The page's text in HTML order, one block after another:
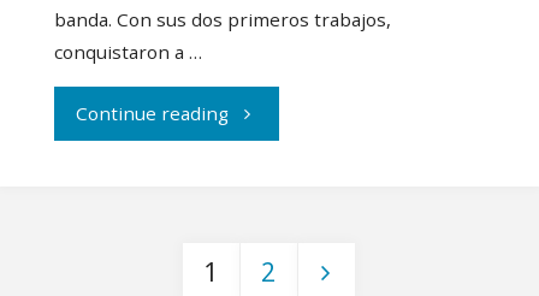
banda. Con sus dos primeros trabajos,
conquistaron a …
Continue reading"La
Joven
1 2